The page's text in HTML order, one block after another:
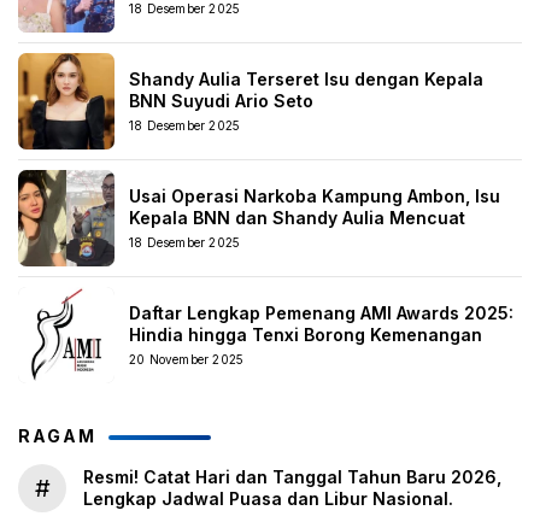
18 Desember 2025
Shandy Aulia Terseret Isu dengan Kepala
BNN Suyudi Ario Seto
18 Desember 2025
Usai Operasi Narkoba Kampung Ambon, Isu
Kepala BNN dan Shandy Aulia Mencuat
18 Desember 2025
Daftar Lengkap Pemenang AMI Awards 2025:
Hindia hingga Tenxi Borong Kemenangan
20 November 2025
RAGAM
#
Resmi! Catat Hari dan Tanggal Tahun Baru 2026,
Lengkap Jadwal Puasa dan Libur Nasional.